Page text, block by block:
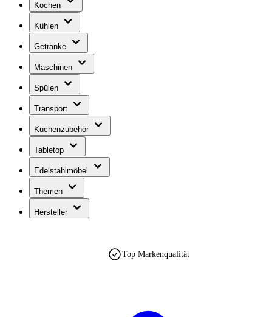
Kochen
Kühlen
Getränke
Maschinen
Spülen
Transport
Küchenzubehör
Tabletop
Edelstahlmöbel
Themen
Hersteller
est. 1990